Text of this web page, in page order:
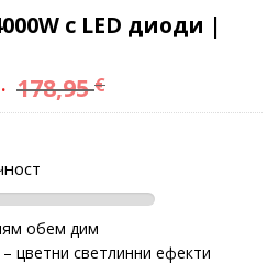
с LED диоди |
178,95€
обем дим
– цветни светлинни ефекти